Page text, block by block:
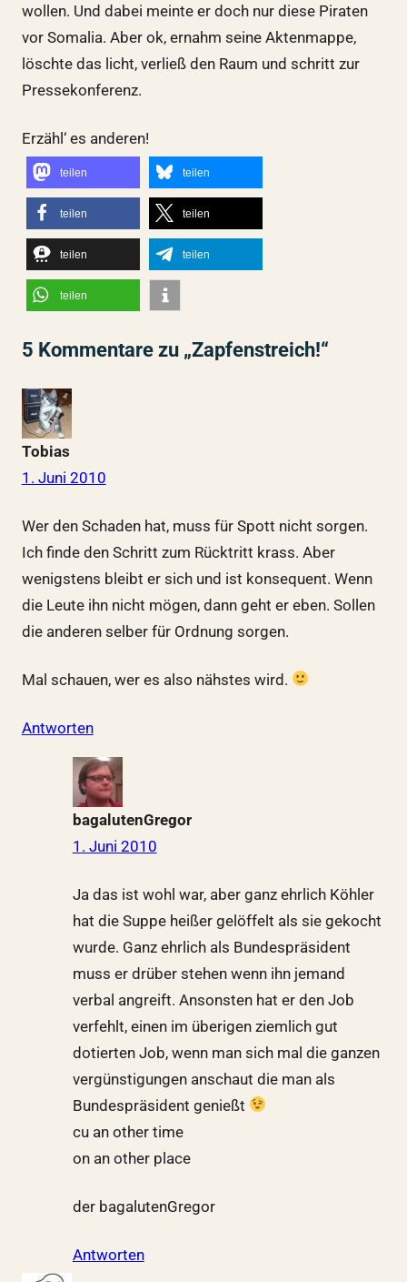
wollen. Und dabei meinte er doch nur diese Piraten
vor Somalia. Aber ok, ernahm seine Aktenmappe,
löschte das licht, verließ den Raum und schritt zur
Pressekonferenz.
Erzähl‘ es anderen!
teilen teilen
teilen teilen
teilen teilen
teilen
5 Kommentare zu „Zapfenstreich!“
Tobias
1. Juni 2010
Wer den Schaden hat, muss für Spott nicht sorgen.
Ich finde den Schritt zum Rücktritt krass. Aber
wenigstens bleibt er sich und ist konsequent. Wenn
die Leute ihn nicht mögen, dann geht er eben. Sollen
die anderen selber für Ordnung sorgen.
Mal schauen, wer es also nähstes wird.
Antworten
bagalutenGregor
1. Juni 2010
Ja das ist wohl war, aber ganz ehrlich Köhler
hat die Suppe heißer gelöffelt als sie gekocht
wurde. Ganz ehrlich als Bundespräsident
muss er drüber stehen wenn ihn jemand
verbal angreift. Ansonsten hat er den Job
verfehlt, einen im überigen ziemlich gut
dotierten Job, wenn man sich mal die ganzen
vergünstigungen anschaut die man als
Bundespräsident genießt
cu an other time
on an other place
der bagalutenGregor
Antworten